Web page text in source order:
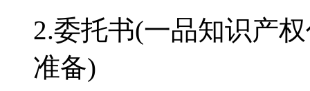
2.委托书(一品知识产
准备)